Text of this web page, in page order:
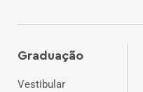
Graduação
Vestibular